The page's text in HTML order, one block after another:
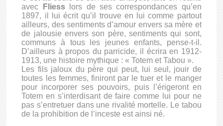
avec
Fliesslors de ses correspondances qu’en
1897, il lui écrit qu’il trouve en lui comme partout
ailleurs, des sentiments d’amour envers sa mère et
de jalousie envers son père, sentiments qui sont,
communs à tous les jeunes enfants, pense-t-il.
D’ailleurs à propos du parricide, il écrira en 1912-
1913, une histoire mythique : « Totem et Tabou ».
Les fils jaloux du père qui peut, lui seul, jouir de
toutes les femmes, finiront par le tuer et le manger
pour incorporer ses pouvoirs, puis l’érigeront en
Totem en s’interdisant de faire comme lui pour ne
pas s’entretuer dans une rivalité mortelle. Le tabou
de la prohibition de l’inceste est ainsi né.